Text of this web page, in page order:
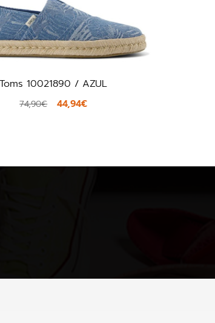
Toms 10021890 / AZUL
74,90€ 44,94€